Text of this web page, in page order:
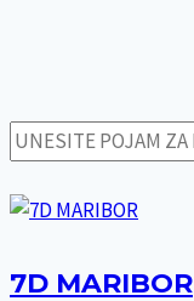
7D MARIBOR